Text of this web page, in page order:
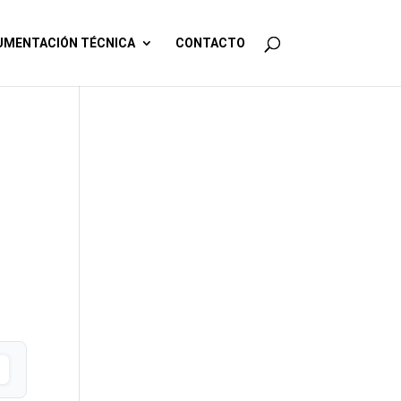
TÉCNICA CONTACTO